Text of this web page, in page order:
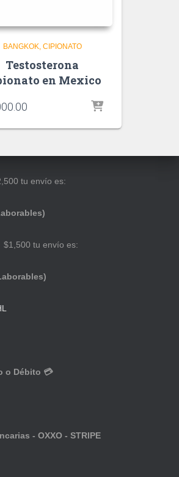
BANGKOK CIPIONATO
Testosterona
en Mexico
tu envío es:
tu envío es:
o Débito 💳
- OXXO - STRIPE